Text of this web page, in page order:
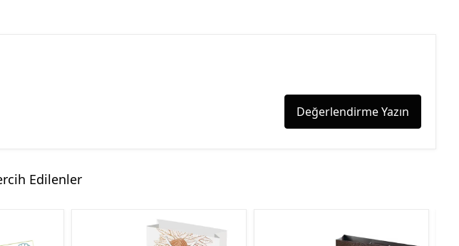
Değerlendirme Yazın
Edilenler